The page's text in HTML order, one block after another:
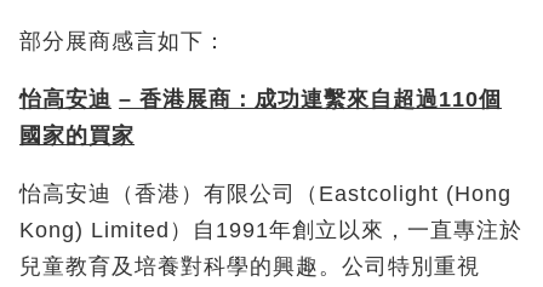
部分展商感言如下：
怡高安迪 – 香港展商：成功連繫來自超過110個
國家的買家
怡高安迪（香港）有限公司（Eastcolight (Hong
Kong) Limited）自1991年創立以來，一直專注於
兒童教育及培養對科學的興趣。公司特別重視